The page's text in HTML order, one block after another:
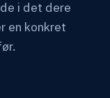
i det dere
en konkret